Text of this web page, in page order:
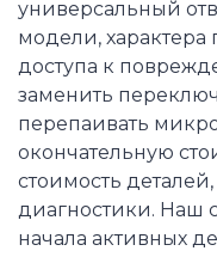
универсальный
модели,
доступа к
заменить
перепаивать
окончательную
стоимость
диагностики. Наш
начала активных